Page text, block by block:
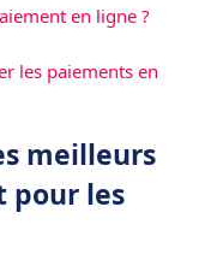
en ligne ?
les paiements en
meilleurs
pour les